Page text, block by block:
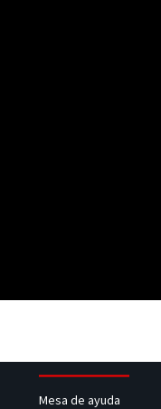
Mesa de ayuda